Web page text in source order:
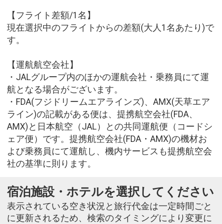
【フライト差額/1名】
現在選択中のフライトからの差額(大人1名あたり)で
す。
【運航航空会社】
・JALグループ内のほかの運航会社・乗務員にて運
航となる場合がございます。
・FDA(フジドリームエアラインズ)、AMX(天草エア
ライン)の記載がある便は、提携航空会社(FDA、
AMX)と日本航空（JAL）との共同運航便（コードシ
ェア便）です。提携航空会社(FDA・AMX)の機材お
よび乗務員にて運航し、機内サービスも提携航空会
社の基準に則ります。
宿泊施設・ホテルを選択してください
表示されている空き状況と旅行代金は一定時間ごと
に更新されるため、検索のタイミングにより変更に